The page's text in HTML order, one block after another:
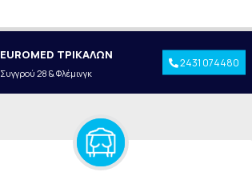
EUROMED ΤΡΙΚΑΛΩΝ
Συγγρού 28 & Φλέμινγκ
2431 074480